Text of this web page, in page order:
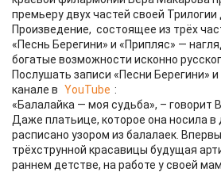
премьеру двух частей своей Трилогии
Произведение, состоящее из трёх
«Песнь Берегини» и «Припляс» —
богатые возможности исконно
Послушать записи «Песни Берегини»
канале в YouTube :
«Балалайка — моя судьба», – говорит
Даже платьице, которое она носила в
расписано узором из балалаек.
трёхструнной красавицы будущая
раннем детстве, на работе у своей